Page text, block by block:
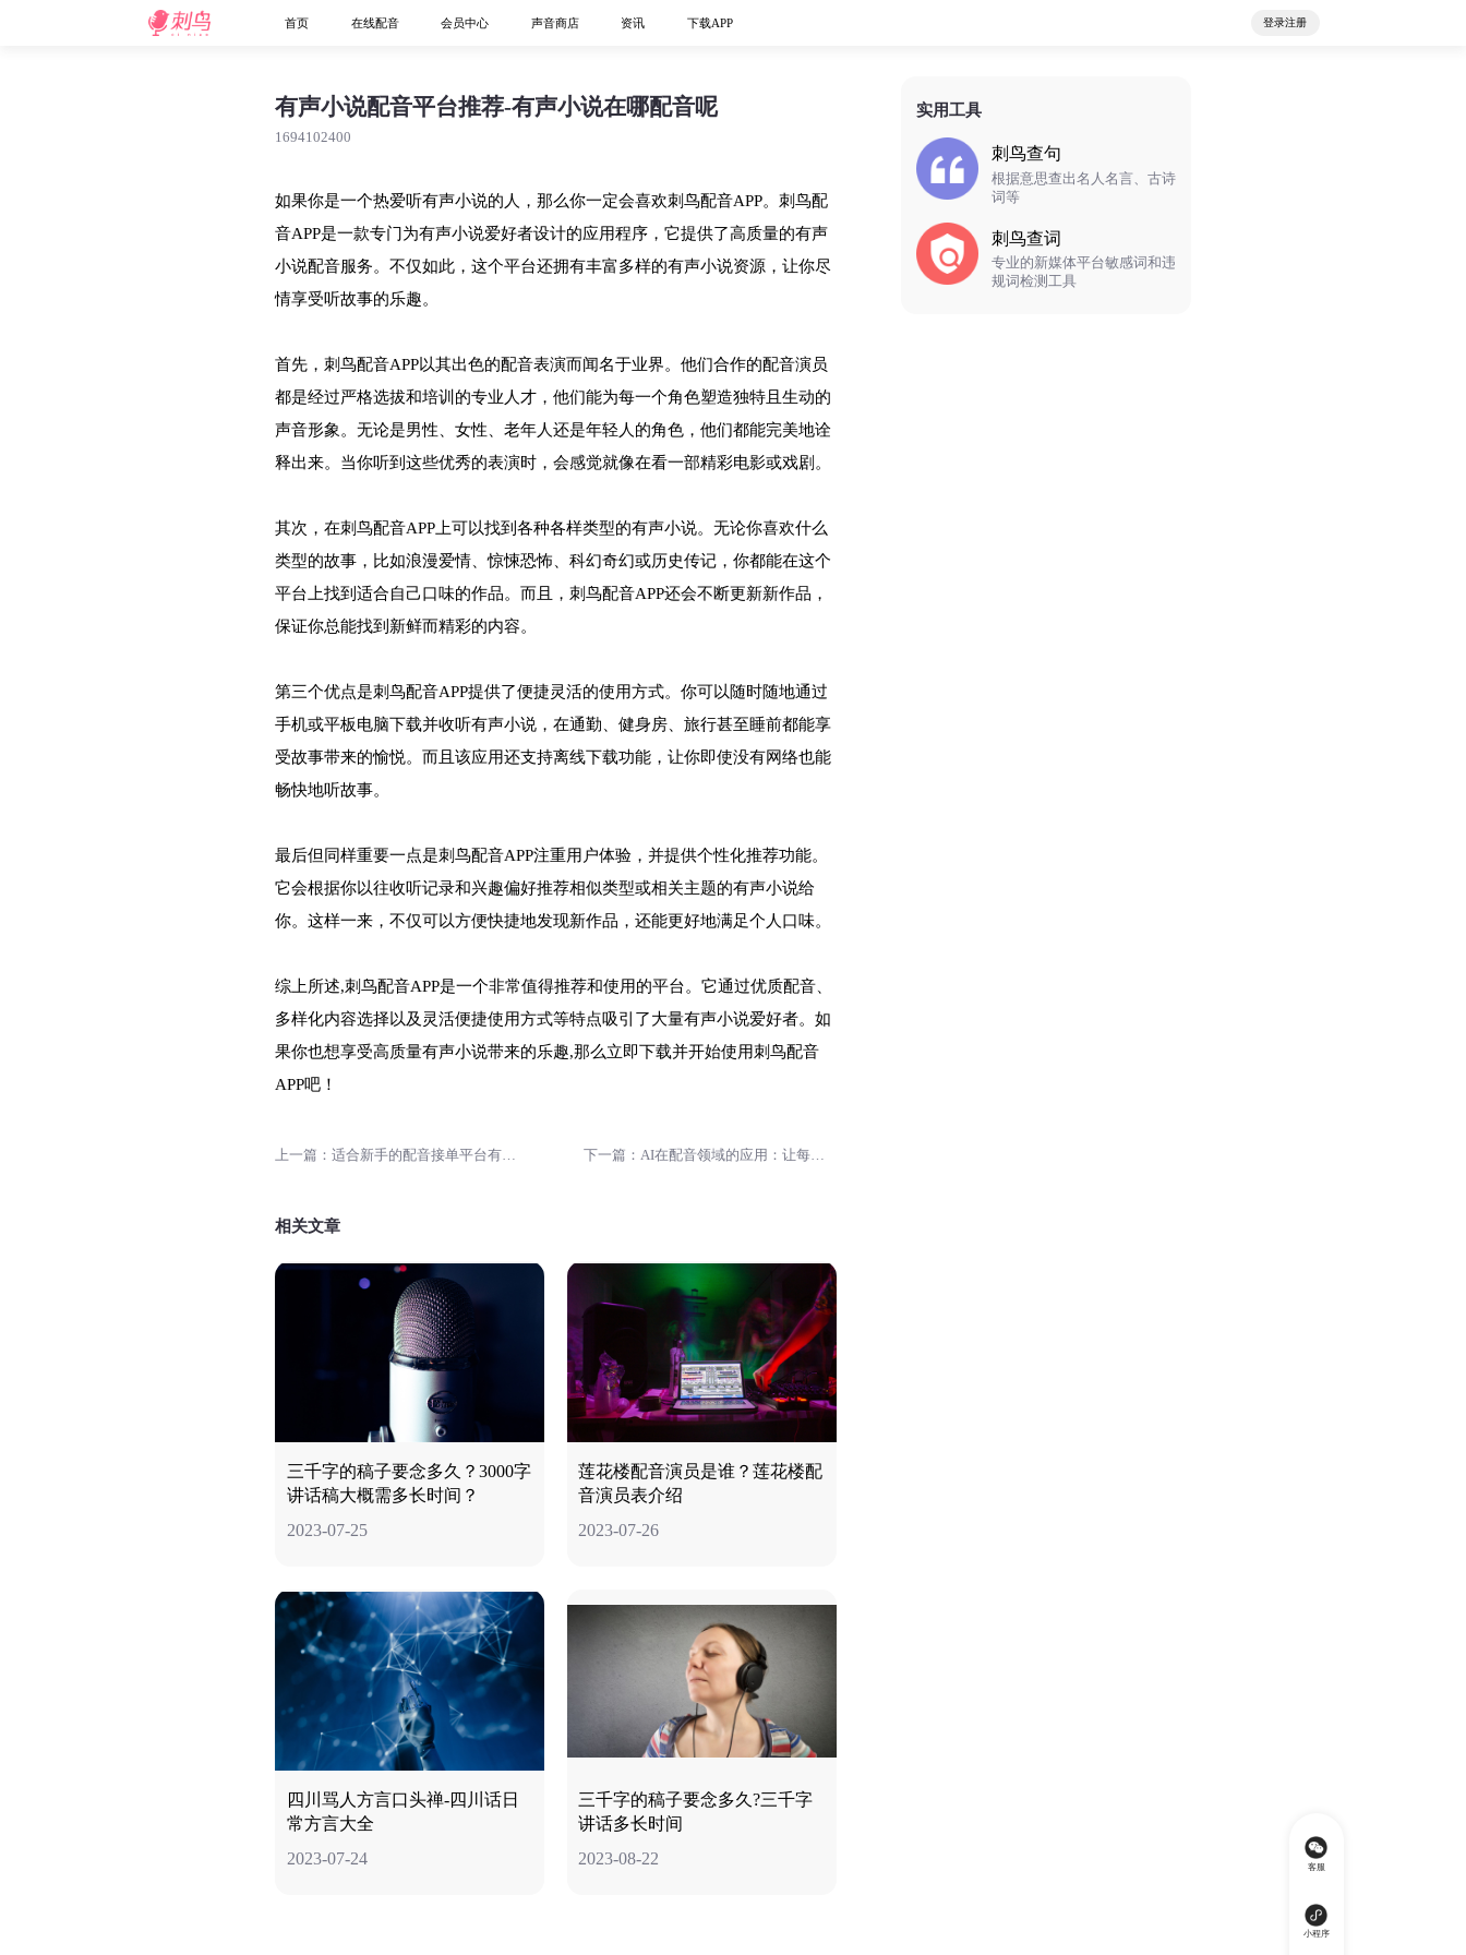
首页 在线配音 会员中心 声音商店 资讯 下载APP 登录注册
有声小说配音平台推荐-有声小说在哪配音呢
1694102400
如果你是一个热爱听有声小说的人，那么你一定会喜欢刺鸟配音APP。刺鸟配
音APP是一款专门为有声小说爱好者设计的应用程序，它提供了高质量的有声
小说配音服务。不仅如此，这个平台还拥有丰富多样的有声小说资源，让你尽
情享受听故事的乐趣。
首先，刺鸟配音APP以其出色的配音表演而闻名于业界。他们合作的配音演员
都是经过严格选拔和培训的专业人才，他们能为每一个角色塑造独特且生动的
声音形象。无论是男性、女性、老年人还是年轻人的角色，他们都能完美地诠
释出来。当你听到这些优秀的表演时，会感觉就像在看一部精彩电影或戏剧。
其次，在刺鸟配音APP上可以找到各种各样类型的有声小说。无论你喜欢什么
类型的故事，比如浪漫爱情、惊悚恐怖、科幻奇幻或历史传记，你都能在这个
平台上找到适合自己口味的作品。而且，刺鸟配音APP还会不断更新新作品，
保证你总能找到新鲜而精彩的内容。
第三个优点是刺鸟配音APP提供了便捷灵活的使用方式。你可以随时随地通过
手机或平板电脑下载并收听有声小说，在通勤、健身房、旅行甚至睡前都能享
受故事带来的愉悦。而且该应用还支持离线下载功能，让你即使没有网络也能
畅快地听故事。
最后但同样重要一点是刺鸟配音APP注重用户体验，并提供个性化推荐功能。
它会根据你以往收听记录和兴趣偏好推荐相似类型或相关主题的有声小说给
你。这样一来，不仅可以方便快捷地发现新作品，还能更好地满足个人口味。
综上所述,刺鸟配音APP是一个非常值得推荐和使用的平台。它通过优质配音、
多样化内容选择以及灵活便捷使用方式等特点吸引了大量有声小说爱好者。如
果你也想享受高质量有声小说带来的乐趣,那么立即下载并开始使用刺鸟配音
APP吧！
上一篇：适合新手的配音接单平台有哪些? 下一篇：AI在配音领域的应用：让每位大咖都能发声
相关文章
三千字的稿子要念多久？3000字
讲话稿大概需多长时间？
2023-07-25
莲花楼配音演员是谁？莲花楼配
音演员表介绍
2023-07-26
四川骂人方言口头禅-四川话日
常方言大全
2023-07-24
三千字的稿子要念多久?三千字
讲话多长时间
2023-08-22
实用工具
刺鸟查句
根据意思查出名人名言、古诗
词等
刺鸟查词
专业的新媒体平台敏感词和违
规词检测工具
客服
小程序